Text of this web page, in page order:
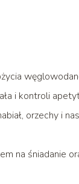
i kontroli
orzechy i
na śniadanie